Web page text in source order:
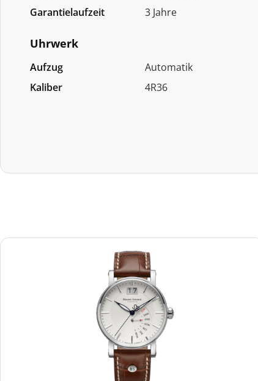
Garantielaufzeit
3 Jahre
Uhrwerk
Aufzug
Automatik
Kaliber
4R36